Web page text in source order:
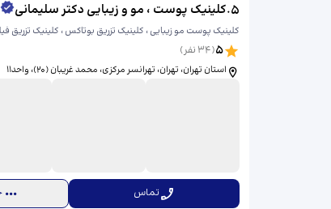
5
.کلینیک پوست ، مو و زیبایی دکتر سلیمانی
کلینیک پوست مو زیبایی ، کلینیک تزریق بوتاکس ، کلینیک تزریق
5
(
34 نفر)
استان تهران، تهران، تهرانسر مرکزی، محمد غریبان (20)، ​واحد۱۱
تماس